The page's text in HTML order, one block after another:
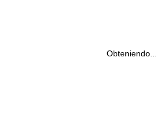
Obteniendo...